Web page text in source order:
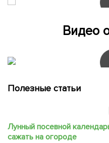
Видео
Полезные статьи
Лунный посевной
сажать на огороде